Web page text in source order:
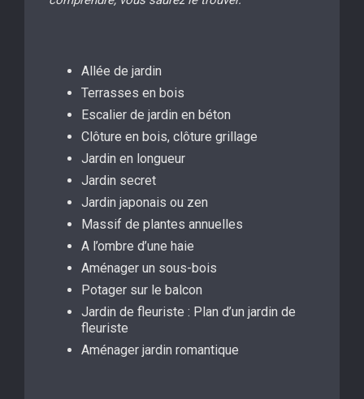
Allée de jardin
Terrasses en bois
Escalier de jardin en béton
Clôture en bois, clôture grillage
Jardin en longueur
Jardin secret
Jardin japonais ou zen
Massif de plantes annuelles
A l’ombre d’une haie
Aménager un sous-bois
Potager sur le balcon
Jardin de fleuriste : Plan d’un jardin de
fleuriste
Aménager jardin romantique